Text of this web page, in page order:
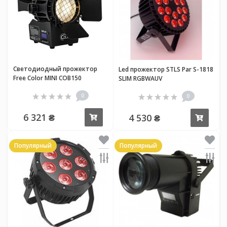
Светодиодный прожектор
Free Color MINI COB150
0
6 321 ₴
Led прожектор STLS Par S-1818
SLIM RGBWAUV
0
4 530 ₴
Популярный Популярный